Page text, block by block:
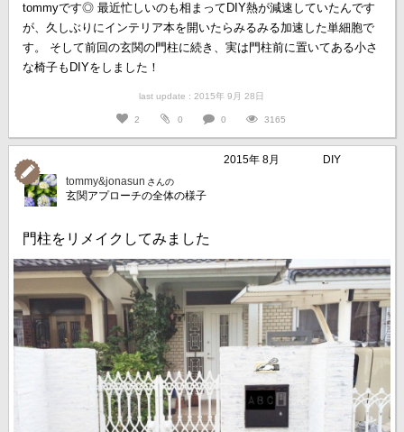
tommyです◎ 最近忙しいのも相まってDIY熱が減速していたんです
が、久しぶりにインテリア本を開いたらみるみる加速した単細胞で
す。 そして前回の玄関の門柱に続き、実は門柱前に置いてある小さ
な椅子もDIYをしました！
last update : 2015年 9月 28日
2 0 0 3165
2015年 8月
DIY
tommy&jonasun さんの
玄関アプローチの全体の様子
門柱をリメイクしてみました